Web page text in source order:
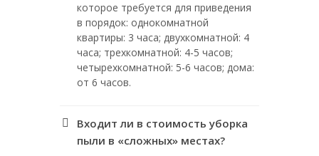
которое требуется для приведения
в порядок: однокомнатной
квартиры: 3 часа; двухкомнатной: 4
часа; трехкомнатной: 4-5 часов;
четырехкомнатной: 5-6 часов; дома:
от 6 часов.
Входит ли в стоимость уборка
пыли в «сложных» местах?